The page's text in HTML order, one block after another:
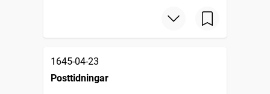
1645-04-23
Posttidningar